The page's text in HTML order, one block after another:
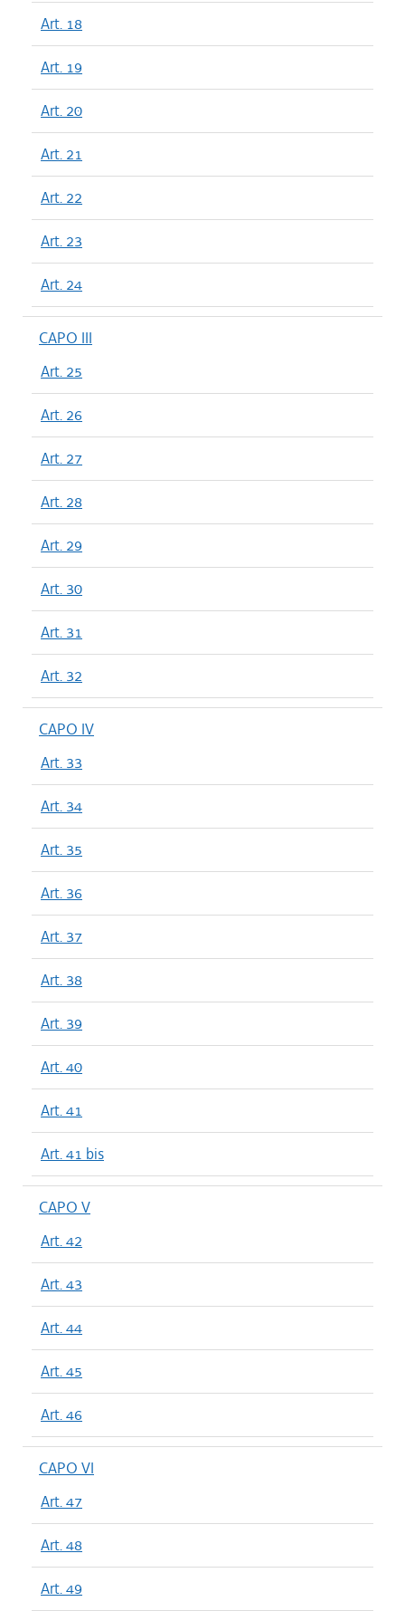
Art. 18
Art. 19
Art. 20
Art. 21
Art. 22
Art. 23
Art. 24
CAPO III
Art. 25
Art. 26
Art. 27
Art. 28
Art. 29
Art. 30
Art. 31
Art. 32
CAPO IV
Art. 33
Art. 34
Art. 35
Art. 36
Art. 37
Art. 38
Art. 39
Art. 40
Art. 41
Art. 41 bis
CAPO V
Art. 42
Art. 43
Art. 44
Art. 45
Art. 46
CAPO VI
Art. 47
Art. 48
Art. 49